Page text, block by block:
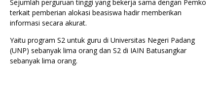
Sejumlah perguruan tinggi yang bekerja sama dengan Pemko
terkait pemberian alokasi beasiswa hadir memberikan
informasi secara akurat.
Yaitu program S2 untuk guru di Universitas Negeri Padang
(UNP) sebanyak lima orang dan S2 di IAIN Batusangkar
sebanyak lima orang.